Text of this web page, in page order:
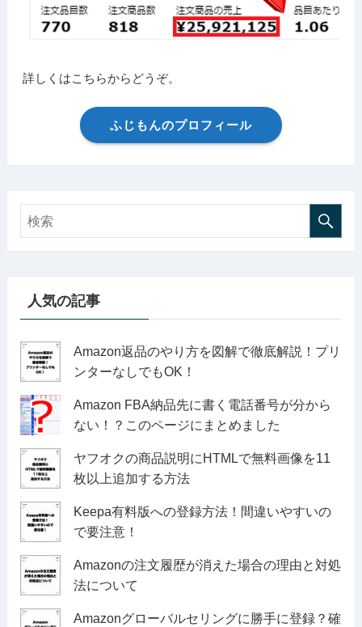
詳しくはこちらからどうぞ。
ふじもんのプロフィール
人気の記事
Amazon返品のやり方を図解で徹底解説！プリ
ンターなしでもOK！
Amazon FBA納品先に書く電話番号が分から
ない！？このページにまとめました
ヤフオクの商品説明にHTMLで無料画像を11
枚以上追加する方法
Keepa有料版への登録方法！間違いやすいの
で要注意！
Amazonの注文履歴が消えた場合の理由と対処
法について
Amazonグローバルセリングに勝手に登録？確